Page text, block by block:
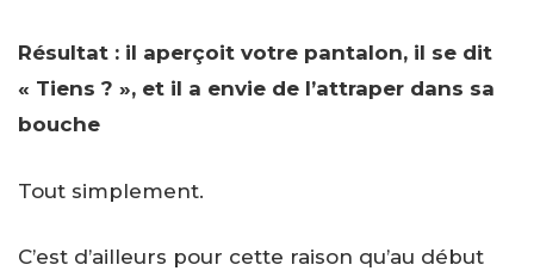
Résultat : il aperçoit votre pantalon, il se dit
« Tiens ? », et il a envie de l’attraper dans sa
bouche
Tout simplement.
C’est d’ailleurs pour cette raison qu’au début